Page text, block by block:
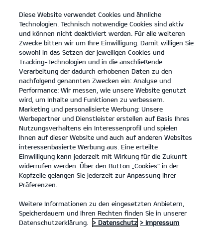
open
menu
KONTAKT
Der Kia EV9
Konfigurator
... ... DER KIA EV9
Der vollelektrische Kia
EV9.
Entdecke eine Welt voller
Möglichkeiten.
Diese Website verwendet Cookies und ähnliche
Technologien. Technisch notwendige Cookies sind aktiv
und können nicht deaktiviert werden. Für alle weiteren
Zwecke bitten wir um Ihre Einwilligung. Damit willigen Sie
sowohl in das Setzen der jeweiligen Cookies und
Tracking-Technologien und in die anschließende
Verarbeitung der dadurch erhobenen Daten zu den
nachfolgend genannten Zwecken ein: Analyse und
Performance: Wir messen, wie unsere Website genutzt
wird, um Inhalte und Funktionen zu verbessern.
Marketing und personalisierte Werbung: Unsere
Werbepartner und Dienstleister erstellen auf Basis Ihres
Nutzungsverhaltens ein Interessenprofil und spielen
Ihnen auf dieser Website und auch auf anderen Websites
interessenbasierte Werbung aus. Eine erteilte
Einwilligung kann jederzeit mit Wirkung für die Zukunft
widerrufen werden. Über den Button „Cookies“ in der
Kopfzeile gelangen Sie jederzeit zur Anpassung Ihrer
Präferenzen.
Weitere Informationen zu den eingesetzten Anbietern,
Speicherdauern und Ihren Rechten finden Sie in unserer
Datenschutzerklärung.
> Datenschutz > Impressum